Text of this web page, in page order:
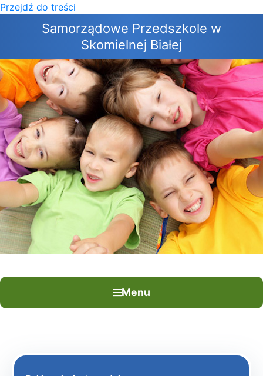
Przejdź do treści
Samorządowe Przedszkole w
Skomielnej Białej
Menu
×